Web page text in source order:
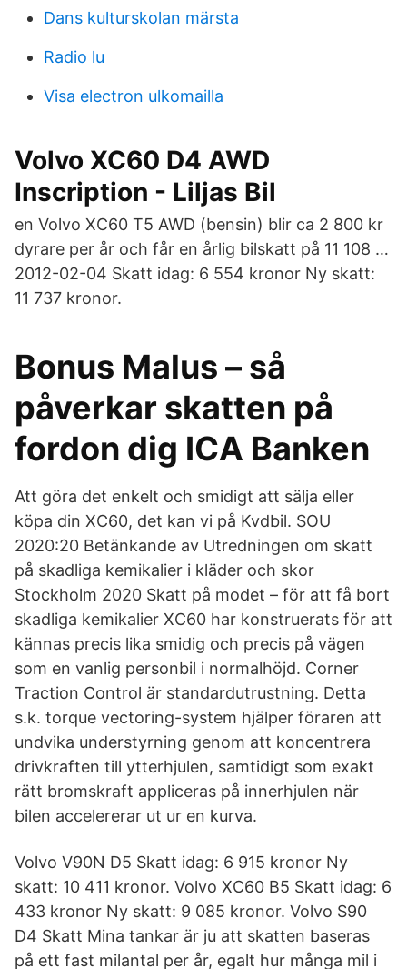
Dans kulturskolan märsta
Radio lu
Visa electron ulkomailla
Volvo XC60 D4 AWD
Inscription - Liljas Bil
en Volvo XC60 T5 AWD (bensin) blir ca 2 800 kr
dyrare per år och får en årlig bilskatt på 11 108 …
2012-02-04 Skatt idag: 6 554 kronor Ny skatt:
11 737 kronor.
Bonus Malus – så
påverkar skatten på
fordon dig ICA Banken
Att göra det enkelt och smidigt att sälja eller
köpa din XC60, det kan vi på Kvdbil. SOU
2020:20 Betänkande av Utredningen om skatt
på skadliga kemikalier i kläder och skor
Stockholm 2020 Skatt på modet – för att få bort
skadliga kemikalier XC60 har konstruerats för att
kännas precis lika smidig och precis på vägen
som en vanlig personbil i normalhöjd. Corner
Traction Control är standardutrustning. Detta
s.k. torque vectoring-system hjälper föraren att
undvika understyrning genom att koncentrera
drivkraften till ytterhjulen, samtidigt som exakt
rätt bromskraft appliceras på innerhjulen när
bilen accelererar ut ur en kurva.
Volvo V90N D5 Skatt idag: 6 915 kronor Ny
skatt: 10 411 kronor. Volvo XC60 B5 Skatt idag: 6
433 kronor Ny skatt: 9 085 kronor. Volvo S90
D4 Skatt Mina tankar är ju att skatten baseras
på ett fast milantal per år, egalt hur många mil i